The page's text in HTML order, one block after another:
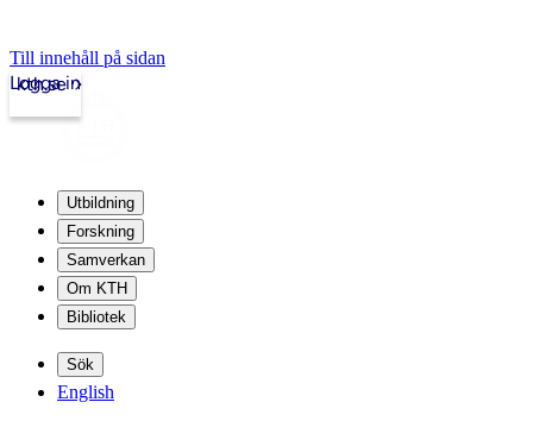
Till innehåll på sidan
kth.se
Logga in
Utbildning
Forskning
Samverkan
Om KTH
Bibliotek
Sök
English